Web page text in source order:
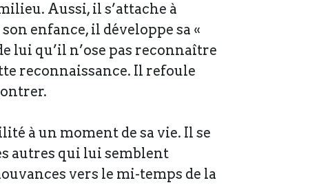
Aussi, il s’attache à
enfance, il développe sa «
lui qu’il n’ose pas reconnaître
reconnaissance. Il refoule
à un moment de sa vie. Il se
autres qui lui semblent
vers le mi-temps de la